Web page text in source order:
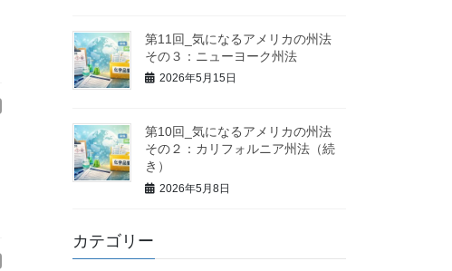
第11回_気になるアメリカの州法
その３：ニューヨーク州法
2026年5月15日
第10回_気になるアメリカの州法
その２：カリフォルニア州法（続
き）
2026年5月8日
カテゴリー